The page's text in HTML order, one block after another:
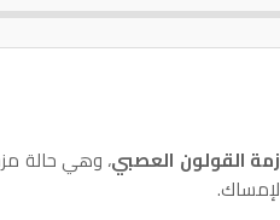
القولون العصبي، وهي حالة